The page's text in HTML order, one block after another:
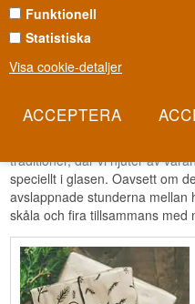
Funktionell
Statistiska
Visa cookie-detaljer
Skäm bort dig själv eller
produkter från vår
Julen 2025 – Den
Julen är en magisk tid då vi
traditioner, där vi njuter av
speciellt i glasen. Oavsett om
avslappnade stunderna
skåla och fira tillsammans med